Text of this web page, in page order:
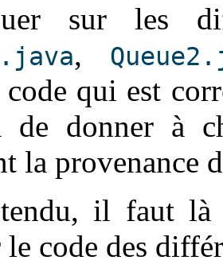
sur les
,
qui est
de donner à
la provenance
il faut
le code des